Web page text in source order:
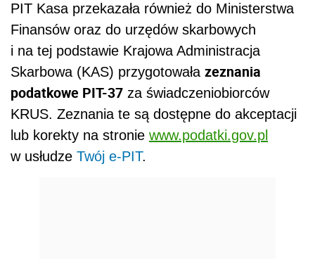
PIT Kasa przekazała również do Ministerstwa
Finansów oraz do urzędów skarbowych
i na tej podstawie Krajowa Administracja
Skarbowa (KAS) przygotowała zeznania
podatkowe PIT-37 za świadczeniobiorców
KRUS. Zeznania te są dostępne do akceptacji
lub korekty na stronie www.podatki.gov.pl
w usłudze Twój e-PIT.